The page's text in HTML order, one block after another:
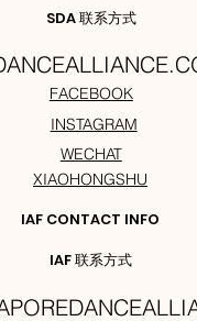
SDA 联系方式
FACEBOOK
INSTAGRAM
WECHAT
XIAOHONGSHU
IAF CONTACT INFO
IAF 联系方式